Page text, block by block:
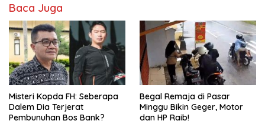
Baca Juga
Misteri Kopda FH: Seberapa
Dalem Dia Terjerat
Pembunuhan Bos Bank?
Begal Remaja di Pasar
Minggu Bikin Geger, Motor
dan HP Raib!